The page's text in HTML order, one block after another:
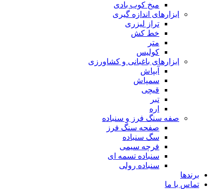
میخ کوب بادی
ابزارهای اندازه گیری
تراز لیزری
خط کش
متر
کولیس
ابزارهای باغبانی و کشاورزی
آبپاش
سمپاش
قیچی
تبر
اره
صفه سنگ فرز و سنباده
صفحه سنگ فرز
سگ سنباده
فرچه سیمی
سنباده تسمه ای
سنباده رولی
برندها
تماس با ما